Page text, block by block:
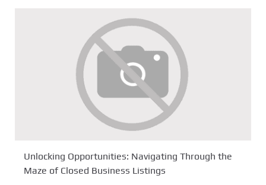
Unlocking Opportunities: Navigating Through the
Maze of Closed Business Listings